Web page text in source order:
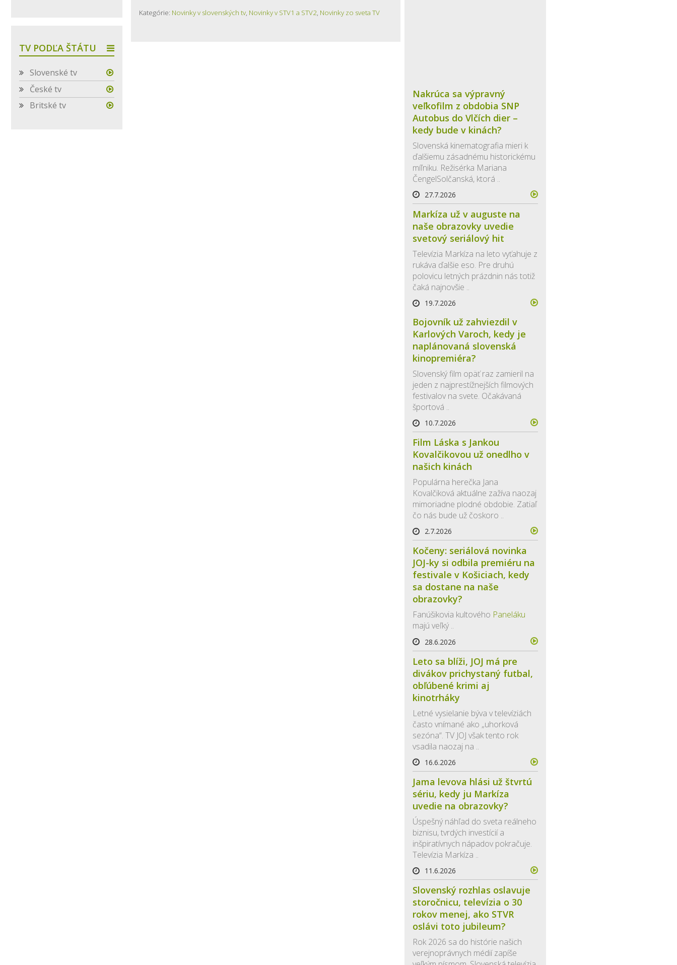
TV PODĽA ŠTÁTU
Slovenské tv
České tv
Britské tv
Kategórie: Novinky v slovenských tv, Novinky v STV1 a STV2, Novinky zo sveta TV
Nakrúca sa výpravný
veľkofilm z obdobia SNP
Autobus do Vlčích dier –
kedy bude v kinách?
Slovenská kinematografia mieri k
ďalšiemu zásadnému historickému
míľniku. Režisérka Mariana
ČengelSolčanská, ktorá ..
27.7.2026
Markíza už v auguste na
naše obrazovky uvedie
svetový seriálový hit
Televízia Markíza na leto vyťahuje z
rukáva ďalšie eso. Pre druhú
polovicu letných prázdnin nás totiž
čaká najnovšie ..
19.7.2026
Bojovník už zahviezdil v
Karlových Varoch, kedy je
naplánovaná slovenská
kinopremiéra?
Slovenský film opäť raz zamieril na
jeden z najprestížnejších filmových
festivalov na svete. Očakávaná
športová ..
10.7.2026
Film Láska s Jankou
Kovalčikovou už onedlho v
našich kinách
Populárna herečka Jana
Kovalčiková aktuálne zažíva naozaj
mimoriadne plodné obdobie. Zatiaľ
čo nás bude už čoskoro ..
2.7.2026
Kočeny: seriálová novinka
JOJ-ky si odbila premiéru na
festivale v Košiciach, kedy
sa dostane na naše
obrazovky?
Fanúšikovia kultového Paneláku
majú veľký ..
28.6.2026
Leto sa blíži, JOJ má pre
divákov prichystaný futbal,
obľúbené krimi aj
kinotrháky
Letné vysielanie býva v televíziách
často vnímané ako „uhorková
sezóna“. TV JOJ však tento rok
vsadila naozaj na ..
16.6.2026
Jama levova hlási už štvrtú
sériu, kedy ju Markíza
uvedie na obrazovky?
Úspešný náhľad do sveta reálneho
biznisu, tvrdých investícií a
inšpiratívnych nápadov pokračuje.
Televízia Markíza ..
11.6.2026
Slovenský rozhlas oslavuje
storočnicu, televízia o 30
rokov menej, ako STVR
oslávi toto jubileum?
Rok 2026 sa do histórie našich
verejnoprávnych médií zapíše